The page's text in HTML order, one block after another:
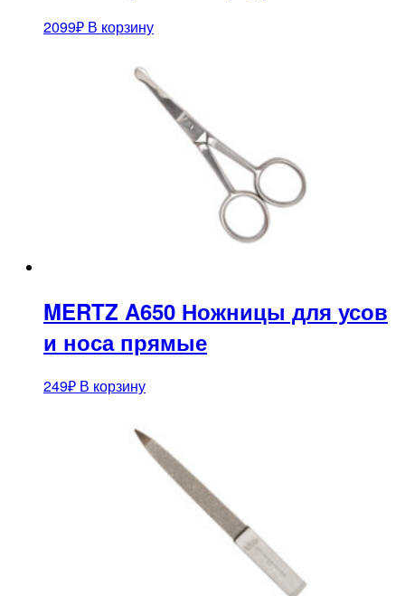
2099₽ В корзину
MERTZ A650 Ножницы для усов
и носа прямые
249₽ В корзину